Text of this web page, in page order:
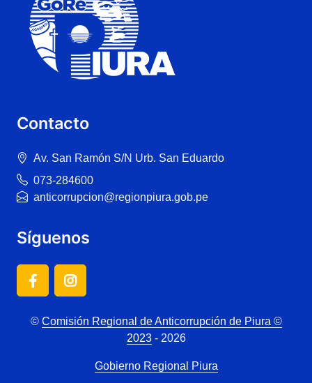
Contacto
Av. San Ramón S/N Urb. San Eduardo
073-284600
anticorrupcion@regionpiura.gob.pe
Síguenos
© Comisión Regional de Anticorrupción de Piura ©
2023- 2026
Gobierno Regional Piura